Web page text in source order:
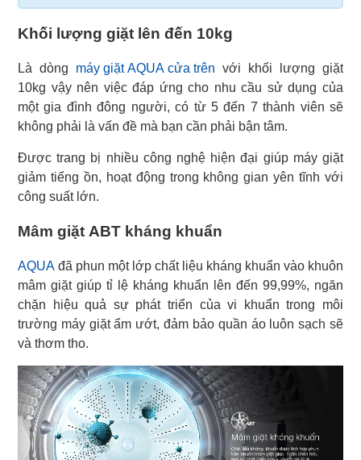
Khối lượng giặt lên đến 10kg
Là dòng máy giặt AQUA cửa trên với khối lượng giặt
10kg vậy nên việc đáp ứng cho nhu cầu sử dụng của
một gia đình đông người, có từ 5 đến 7 thành viên sẽ
không phải là vấn đề mà bạn cần phải bận tâm.
Được trang bị nhiều công nghệ hiện đại giúp máy giặt
giảm tiếng ồn, hoạt động trong không gian yên tĩnh với
công suất lớn.
Mâm giặt ABT kháng khuẩn
AQUA đã phun một lớp chất liệu kháng khuẩn vào khuôn
mâm giặt giúp tỉ lệ kháng khuẩn lên đến 99,99%, ngăn
chặn hiệu quả sự phát triển của vi khuẩn trong môi
trường máy giặt ẩm ướt, đảm bảo quần áo luôn sạch sẽ
và thơm tho.